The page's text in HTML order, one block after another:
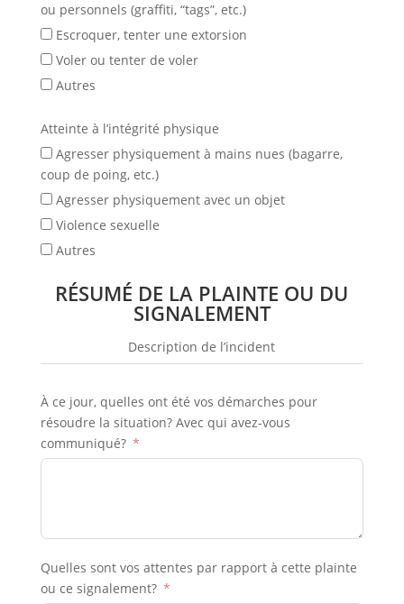
ou personnels (graffiti, “tags”, etc.)
Escroquer, tenter une extorsion
Voler ou tenter de voler
Autres
Atteinte à l’intégrité physique
Agresser physiquement à mains nues (bagarre,
coup de poing, etc.)
Agresser physiquement avec un objet
Violence sexuelle
Autres
RÉSUMÉ DE LA PLAINTE OU DU
SIGNALEMENT
Description de l’incident
À ce jour, quelles ont été vos démarches pour
résoudre la situation? Avec qui avez-vous
communiqué?
Quelles sont vos attentes par rapport à cette plainte
ou ce signalement?